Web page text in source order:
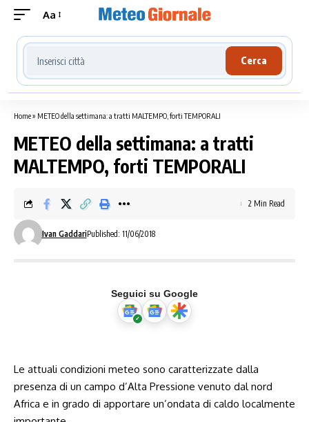
Aa
Cerca località meteo
Cerca
Home» METEO della settimana: a tratti MALTEMPO, forti TEMPORALI
METEO della settimana: a tratti
MALTEMPO, forti TEMPORALI
Ivan GaddariPublished: 11/06/2018
2 Min Read
Seguici su Google
Le attuali condizioni meteo sono caratterizzate dalla
presenza di un campo d’Alta Pressione venuto dal nord
Africa e in grado di apportare un’ondata di caldo localmente